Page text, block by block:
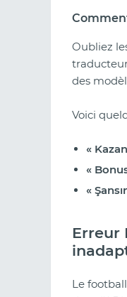
Oubliez
des
Voici
«
«
«
Erreur
Le